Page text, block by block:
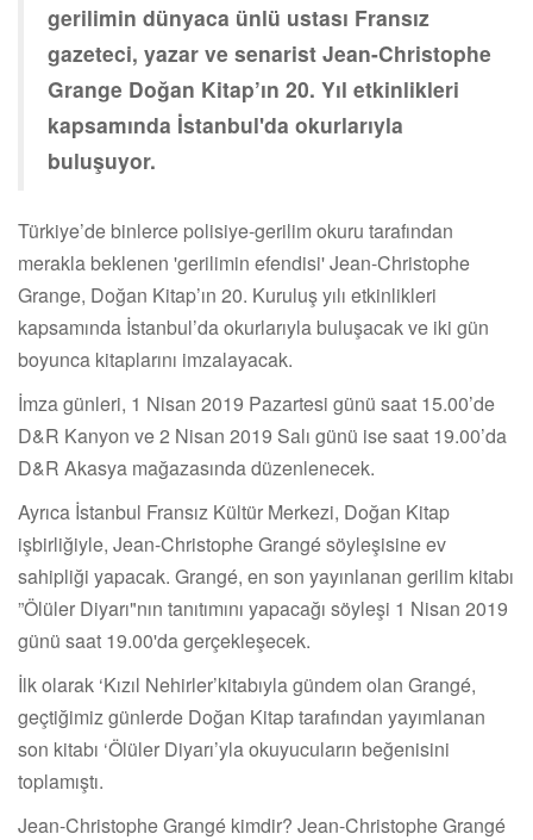
gerilimin dünyaca ünlü ustası Fransız
gazeteci, yazar ve senarist Jean-Christophe
Grange Doğan Kitap’ın 20. Yıl etkinlikleri
kapsamında İstanbul'da okurlarıyla
buluşuyor.
Türkiye’de binlerce polisiye-gerilim okuru tarafından
merakla beklenen 'gerilimin efendisi' Jean-Christophe
Grange, Doğan Kitap’ın 20. Kuruluş yılı etkinlikleri
kapsamında İstanbul’da okurlarıyla buluşacak ve iki gün
boyunca kitaplarını imzalayacak.
İmza günleri, 1 Nisan 2019 Pazartesi günü saat 15.00’de
D&R Kanyon ve 2 Nisan 2019 Salı günü ise saat 19.00’da
D&R Akasya mağazasında düzenlenecek.
Ayrıca İstanbul Fransız Kültür Merkezi, Doğan Kitap
işbirliğiyle, Jean-Christophe Grangé söyleşisine ev
sahipliği yapacak. Grangé, en son yayınlanan gerilim kitabı
”Ölüler Diyarı"nın tanıtımını yapacağı söyleşi 1 Nisan 2019
günü saat 19.00'da gerçekleşecek.
İlk olarak ‘Kızıl Nehirler’kitabıyla gündem olan Grangé,
geçtiğimiz günlerde Doğan Kitap tarafından yayımlanan
son kitabı ‘Ölüler Diyarı’yla okuyucuların beğenisini
toplamıştı.
Jean-Christophe Grangé kimdir? Jean-Christophe Grangé